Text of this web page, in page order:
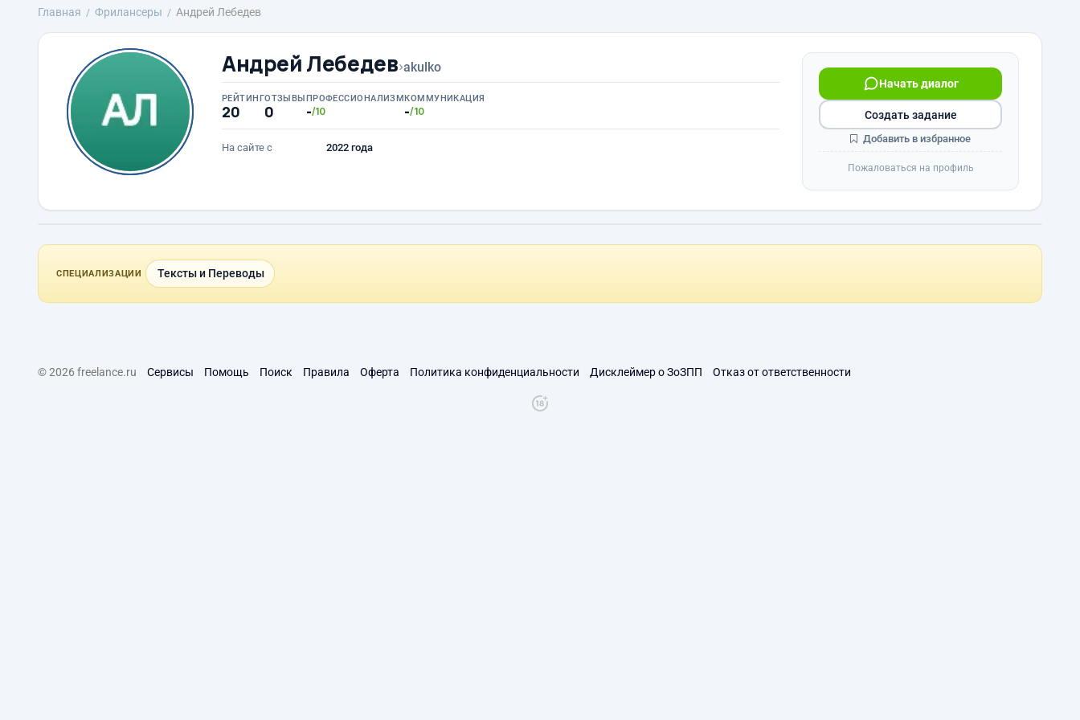
Главная Фрилансеры Андрей Лебедев
Андрей Лебедев›akulko
РЕЙТИНГ
20
ОТЗЫВЫ
0
ПРОФЕССИОНАЛИЗМ
-/10
КОММУНИКАЦИЯ
-/10
На сайте с 2022 года
Начать диалог
Создать задание
Добавить в избранное
Пожаловаться на профиль
СПЕЦИАЛИЗАЦИИ Тексты и Переводы
© 2026 freelance.ru Сервисы Помощь Поиск Правила Оферта Политика конфиденциальности Дисклеймер о ЗоЗПП Отказ от ответственности